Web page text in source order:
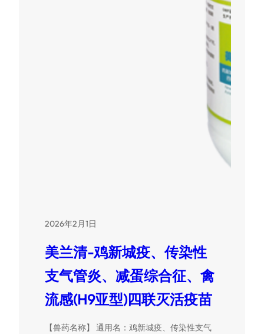
2026年2月1日
美兰清-鸡新城疫、传染性
支气管炎、减蛋综合征、禽
流感(H9亚型)四联灭活疫苗
【兽药名称】 通用名：鸡新城疫、传染性支气